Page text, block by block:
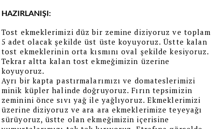
HAZIRLANIŞI:
Tost ekmeklerimizi düz bir zemine diziyoruz ve toplam
5 adet olacak şekilde üst üste koyuyoruz. Üstte kalan
tost ekmeklerinin orta kısmını oval şekilde kesiyoruz.
Tekrar altta kalan tost ekmeğimizin üzerine
koyuyoruz.
Ayrı bir kapta pastırmalarımızı ve domateslerimizi
minik küpler halinde doğruyoruz. Fırın tepsimizin
zeminini önce sıvı yağ ile yağlıyoruz. Ekmeklerimizi
üzerine diziyoruz ve ara ara ekmeklerimize teyeyağı
sürüyoruz, üstte olan ekmeğimizin içerisine